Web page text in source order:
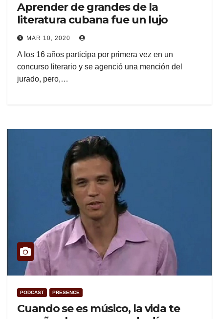
Aprender de grandes de la
literatura cubana fue un lujo
MAR 10, 2020
A los 16 años participa por primera vez en un
concurso literario y se agenció una mención del
jurado, pero,…
PODCAST PRESENCE
Cuando se es músico, la vida te